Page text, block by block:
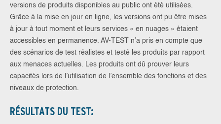
versions de produits disponibles au public ont été utilisées.
Grâce à la mise en jour en ligne, les versions ont pu être mises
à jour à tout moment et leurs services « en nuages » étaient
accessibles en permanence. AV-TEST n’a pris en compte que
des scénarios de test réalistes et testé les produits par rapport
aux menaces actuelles. Les produits ont dû prouver leurs
capacités lors de l’utilisation de l’ensemble des fonctions et des
niveaux de protection.
RÉSULTATS DU TEST: